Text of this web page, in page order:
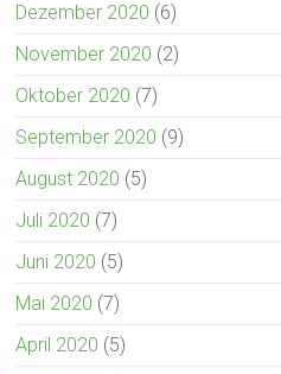
Dezember 2020 (6)
November 2020 (2)
Oktober 2020 (7)
September 2020 (9)
August 2020 (5)
Juli 2020 (7)
Juni 2020 (5)
Mai 2020 (7)
April 2020 (5)